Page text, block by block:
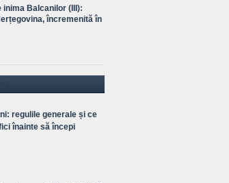
Balcanilor (III):
încremenită în
regulile generale și ce
înainte să începi